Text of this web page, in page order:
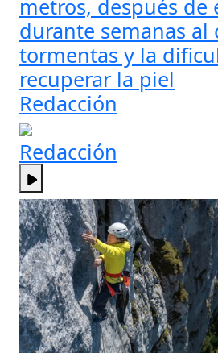
metros, después de
durante semanas al
tormentas y la
recuperar la piel
Redacción
Redacción